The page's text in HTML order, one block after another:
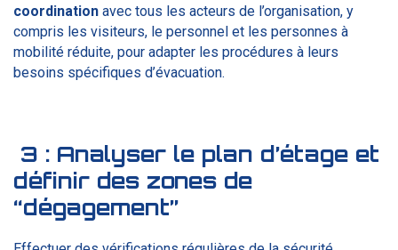
coordination avec tous les acteurs de l’organisation, y
compris les visiteurs, le personnel et les personnes à
mobilité réduite, pour adapter les procédures à leurs
besoins spécifiques d’évacuation.
3 : Analyser le plan d’étage et
définir des zones de
“dégagement”